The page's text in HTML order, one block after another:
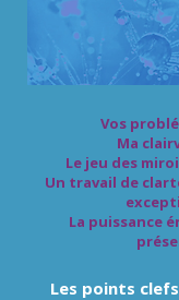
Vos
Ma
Le jeu des
Un travail de
La puissance
Les points